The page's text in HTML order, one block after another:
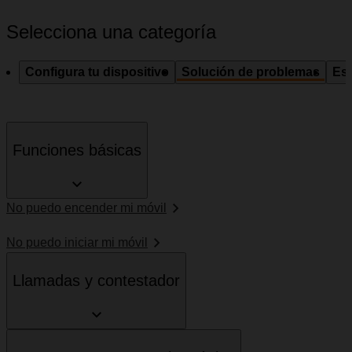
Selecciona una categoría
Configura tu dispositivo Solución de problemas
Funciones básicas
No puedo encender mi móvil
No puedo iniciar mi móvil
Llamadas y contestador